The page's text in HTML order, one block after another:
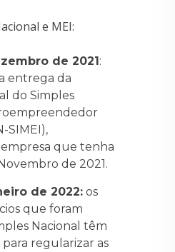
e MEI:
de 2021:
entrega da
do Simples
SIMEI),
que tenha
de 2021.
de 2022: os
que foram
Nacional têm
regularizar as